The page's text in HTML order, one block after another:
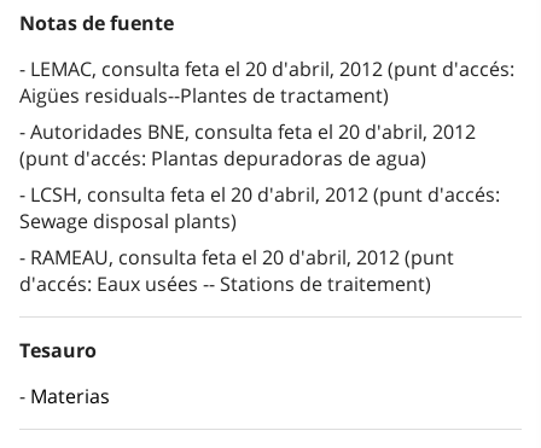
Notas de fuente
LEMAC, consulta feta el 20 d'abril, 2012 (punt d'accés:
Aigües residuals--Plantes de tractament)
Autoridades BNE, consulta feta el 20 d'abril, 2012
(punt d'accés: Plantas depuradoras de agua)
LCSH, consulta feta el 20 d'abril, 2012 (punt d'accés:
Sewage disposal plants)
RAMEAU, consulta feta el 20 d'abril, 2012 (punt
d'accés: Eaux usées -- Stations de traitement)
Tesauro
Materias